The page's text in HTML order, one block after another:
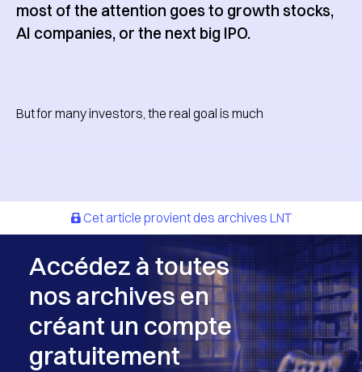
most of the attention goes to growth stocks,
AI companies, or the next big IPO.
But for many investors, the real goal is much
Cet article provient des archives LNT
Accédez à toutes
nos archives en
créant un compte
gratuitement